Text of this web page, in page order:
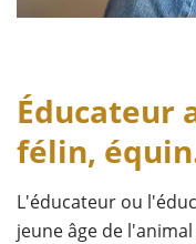
Éducateur
félin,
L'éducateur ou
jeune âge de